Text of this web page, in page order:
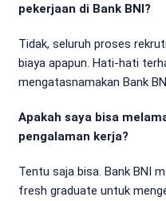
pekerjaan di Bank BNI?
Tidak, seluruh proses
biaya apapun. Hati-hati
mengatasnamakan Bank
Apakah saya bisa
pengalaman kerja?
Tentu saja bisa. Bank BNI
fresh graduate untuk